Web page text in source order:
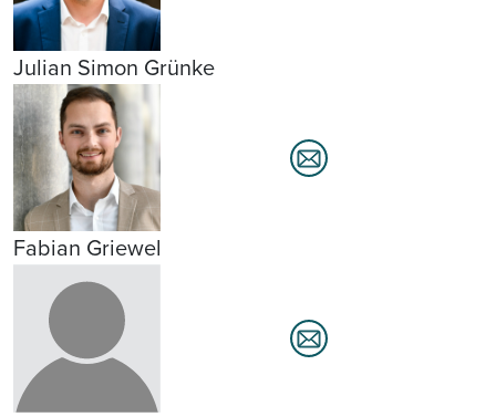
Julian Simon Grünke
Fabian Griewel